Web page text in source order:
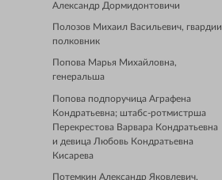
Александр Дормидонтовичи
Полозов Михаил Васильевич, гвардии
полковник
Попова Марья Михайловна,
генеральша
Попова подпоручица Аграфена
Кондратьевна; штабс-ротмистрша
Перекрестова Варвара Кондратьевна
и девица Любовь Кондратьевна
Кисарева
Потемкин Александр Яковлевич,